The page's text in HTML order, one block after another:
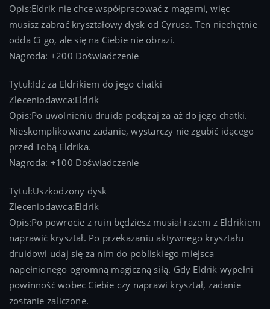
Opis:Eldrik nie chce współpracować z magami, więc
musisz zabrać kryształowy dysk od Cyrusa. Ten niechętnie
odda Ci go, ale się na Ciebie nie obrazi.
Nagroda: +200 Doświadczenie
Tytuł:Idź za Eldrikiem do jego chatki
Zleceniodawca:Eldrik
Opis:Po uwolnieniu druida podążaj za aż do jego chatki.
Nieskomplikowane zadanie, wystarczy nie zgubić idącego
przed Tobą Eldrika.
Nagroda: +100 Doświadczenie
Tytuł:Uszkodzony dysk
Zleceniodawca:Eldrik
Opis:Po powrocie z ruin będziesz musiał razem z Eldrikiem
naprawić kryształ. Po przekazaniu aktywnego kryształu
druidowi udaj się za nim do pobliskiego miejsca
napełnionego ogromną magiczną siłą. Gdy Eldrik wypełni
powinność wobec Ciebie czy naprawi kryształ, zadanie
zostanie zaliczone.